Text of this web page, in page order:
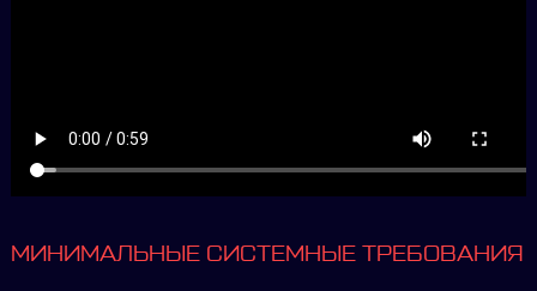
МИНИМАЛЬНЫЕ СИСТЕМНЫЕ ТРЕБОВАНИЯ